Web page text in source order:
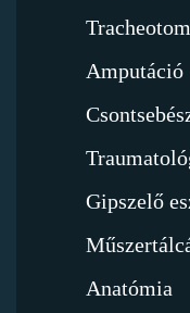
Amputáció
Gipszelő
Anatómia